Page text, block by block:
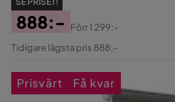
Pris
888:-
Original
Förr1 299:-
Tidigare lägsta pris 888:-
Prisvärt Få kvar